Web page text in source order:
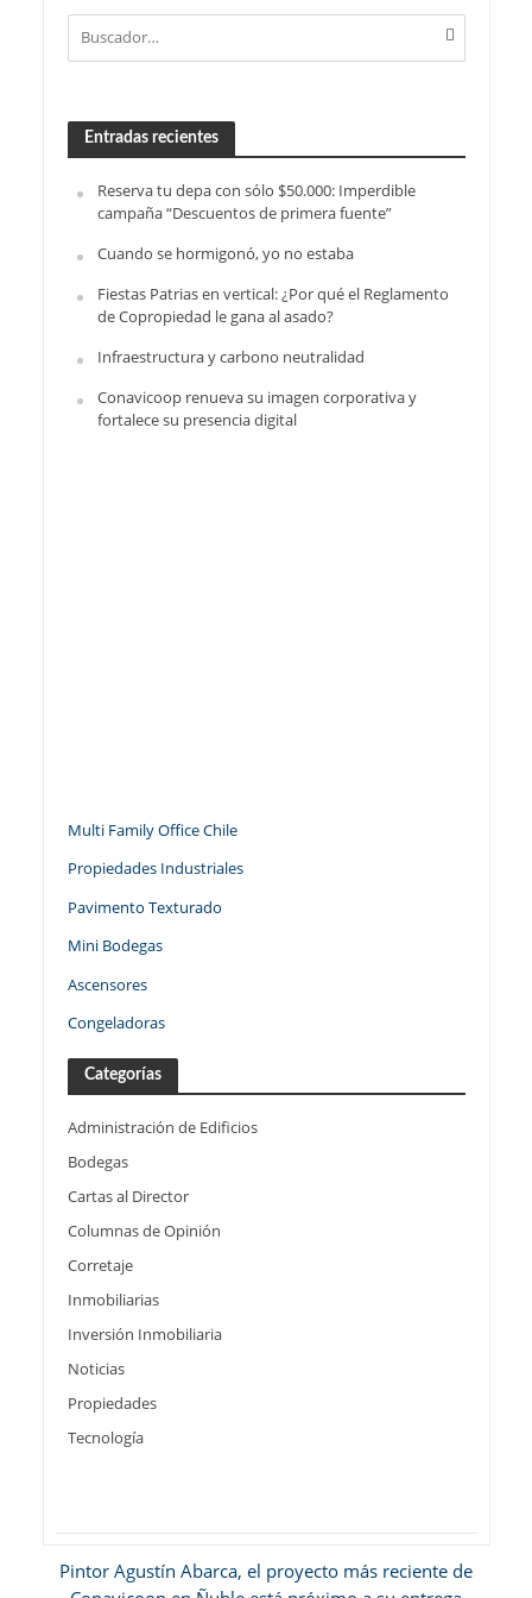
Entradas recientes
Reserva tu depa con sólo $50.000: Imperdible
campaña “Descuentos de primera fuente”
Cuando se hormigonó, yo no estaba
Fiestas Patrias en vertical: ¿Por qué el Reglamento
de Copropiedad le gana al asado?
Infraestructura y carbono neutralidad
Conavicoop renueva su imagen corporativa y
fortalece su presencia digital
Multi Family Office Chile
Propiedades Industriales
Pavimento Texturado
Mini Bodegas
Ascensores
Congeladoras
Categorías
Administración de Edificios
Bodegas
Cartas al Director
Columnas de Opinión
Corretaje
Inmobiliarias
Inversión Inmobiliaria
Noticias
Propiedades
Tecnología
Pintor Agustín Abarca, el proyecto más reciente de